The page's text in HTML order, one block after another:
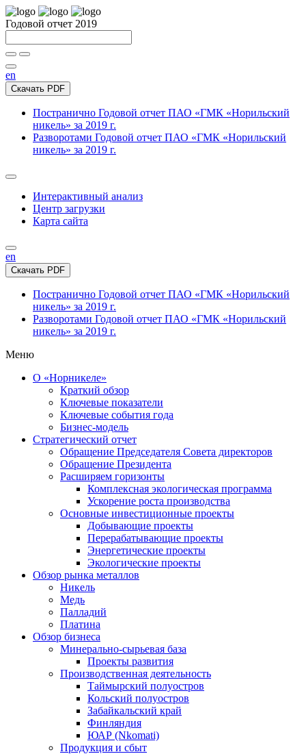
Годовой отчет 2019
en
Скачать PDF
Постранично Годовой отчет ПАО «ГМК «Норильский
никель» за 2019 г.
Разворотами Годовой отчет ПАО «ГМК «Норильский
никель» за 2019 г.
Интерактивный анализ
Центр загрузки
Карта сайта
en
Скачать PDF
Постранично Годовой отчет ПАО «ГМК «Норильский
никель» за 2019 г.
Разворотами Годовой отчет ПАО «ГМК «Норильский
никель» за 2019 г.
Меню
О «Норникеле»
Краткий обзор
Ключевые показатели
Ключевые события года
Бизнес-модель
Стратегический отчет
Обращение Председателя Совета директоров
Обращение Президента
Расширяем горизонты
Комплексная экологическая программа
Ускорение роста производства
Основные инвестиционные проекты
Добывающие проекты
Перерабатывающие проекты
Энергетические проекты
Экологические проекты
Обзор рынка металлов
Никель
Медь
Палладий
Платина
Обзор бизнеса
Минерально-сырьевая база
Проекты развития
Производственная деятельность
Таймырский полуостров
Кольский полуостров
Забайкальский край
Финляндия
ЮАР (Nkomati)
Продукция и сбыт